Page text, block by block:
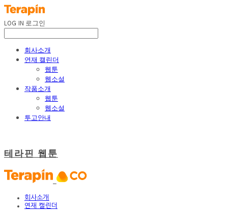
LOG IN 로그인
회사소개
연재 캘린더
웹툰
웹소설
작품소개
웹툰
웹소설
투고안내
테라핀 웹툰
회사소개
연재 캘린더